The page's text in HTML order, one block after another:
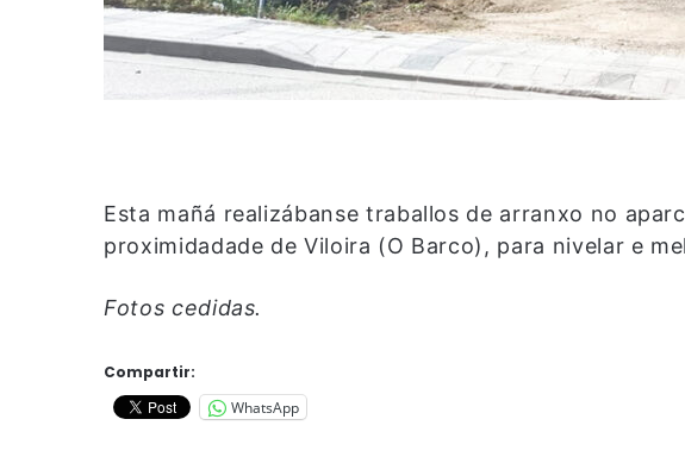
Esta mañá realizábanse traballos de arranxo no
proximidadade de Viloira (O Barco), para nivelar e
Fotos cedidas.
Compartir:
WhatsApp